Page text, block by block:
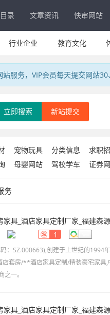
录 文章资讯 快审网站
行业企业 教育文化
服务，VIP会员每天提交网站
新站提交
立即搜索
宠物玩具 分类信息 求职
母婴网站 驾校学车 证券
务
家具_酒店家具定制厂家_福建森
1
：SZ.000663),创建于上世纪的1994
店套房/**酒店家具定制/精装豪宅家具
一。
家具_酒店家具定制厂家_福建森